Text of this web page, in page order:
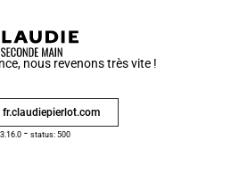
nous revenons très vite !
fr.claudiepierlot.com
- status: 500